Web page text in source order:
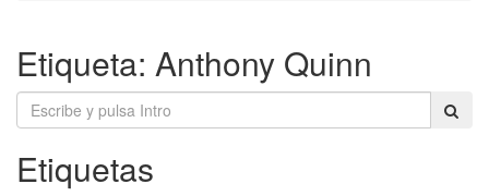
Etiqueta: Anthony Quinn
Etiquetas